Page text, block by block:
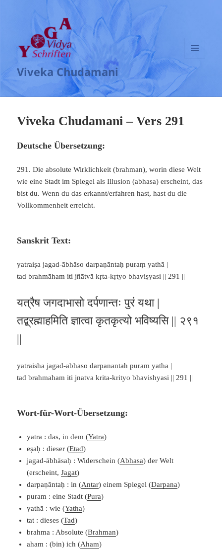
Viveka Chudamani
UND
WIDGETS
Viveka Chudamani – Vers 291
Deutsche Übersetzung:
291. Die absolute Wirklichkeit (brahman), worin diese Welt
wie eine Stadt im Spiegel als Illusion (abhasa) erscheint, das
bist du. Wenn du das erkannt/erfahren hast, hast du die
Vollkommenheit erreicht.
Sanskrit Text:
yatraiṣa jagad-ābhāso darpaṇāntaḥ puraṃ yathā |
tad brahmāham iti jñātvā kṛta-kṛtyo bhaviṣyasi || 291 ||
यत्रैष जगदाभासो दर्पणान्तः पुरं यथा |
तद्ब्रह्माहमिति ज्ञात्वा कृतकृत्यो भविष्यसि || २९१
yatraisha jagad-abhaso darpanantah puram yatha |
tad brahmaham iti jnatva krita-krityo bhavishyasi || 291 ||
Wort-für-Wort-Übersetzung:
yatra : das, in dem (Yatra)
eṣaḥ : dieser (Etad)
jagad-ābhāsaḥ : Widerschein (Abhasa) der Welt
(erscheint,Jagat)
darpaṇāntaḥ : in (Antar) einem Spiegel (Darpana)
puram : eine Stadt (Pura)
yathā : wie (Yatha)
tat : dieses (Tad)
brahma : Absolute (Brahman)
aham : (bin) ich (Aham)